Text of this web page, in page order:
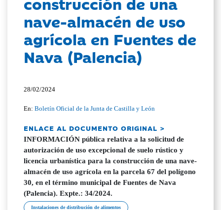
nave-almacén de uso
agrícola en Fuentes de
Nava (Palencia)
28/02/2024
En:Boletín Oficial de la Junta de Castilla y León
ENLACE AL DOCUMENTO ORIGINAL >
INFORMACIÓN pública relativa a la solicitud de
autorización de uso excepcional de suelo rústico y
licencia urbanística para la construcción de una nave-
almacén de uso agrícola en la parcela 67 del polígono
30, en el término municipal de Fuentes de Nava
(Palencia). Expte.: 34/2024.
Instalaciones de distribución de alimentos